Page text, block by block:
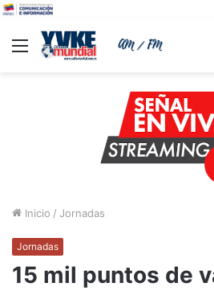
Menu
Inicio / Jornadas
Jornadas
15 mil puntos de